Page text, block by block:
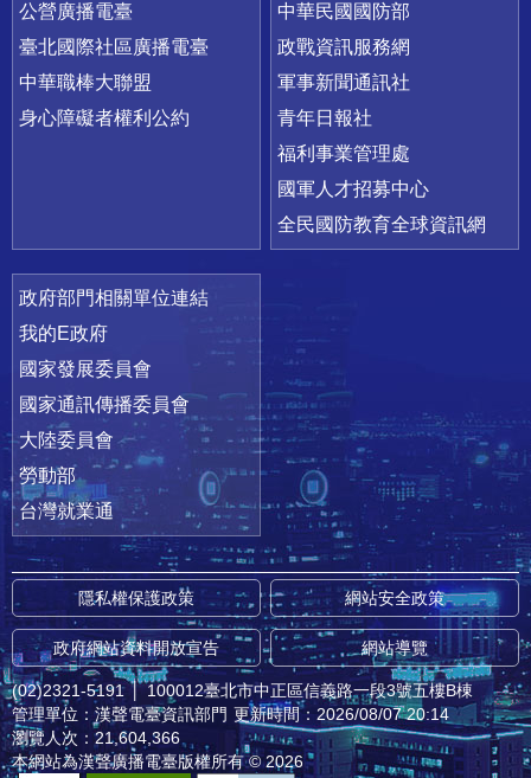
公營廣播電臺
臺北國際社區廣播電臺
中華職棒大聯盟
身心障礙者權利公約
中華民國國防部
政戰資訊服務網
軍事新聞通訊社
青年日報社
福利事業管理處
國軍人才招募中心
全民國防教育全球資訊網
政府部門相關單位連結
我的E政府
國家發展委員會
國家通訊傳播委員會
大陸委員會
勞動部
台灣就業通
隱私權保護政策 網站安全政策
政府網站資料開放宣告 網站導覽
(02)2321-5191 │ 100012臺北市中正區信義路一段3號五樓B棟
管理單位：漢聲電臺資訊部門 更新時間：2026/08/07 20:14
瀏覽人次：21,604,366
本網站為漢聲廣播電臺版權所有 © 2026